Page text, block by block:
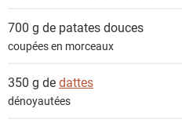
700 g de patates douces
coupées en morceaux
350 g dedattes
dénoyautées